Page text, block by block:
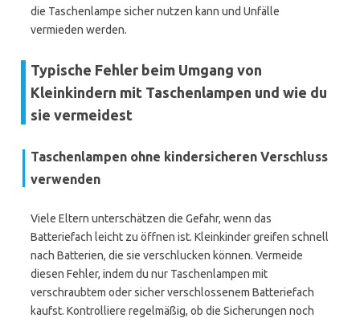
die Taschenlampe sicher nutzen kann und Unfälle
vermieden werden.
Typische Fehler beim Umgang von
Kleinkindern mit Taschenlampen und wie du
sie vermeidest
Taschenlampen ohne kindersicheren Verschluss
verwenden
Viele Eltern unterschätzen die Gefahr, wenn das
Batteriefach leicht zu öffnen ist. Kleinkinder greifen schnell
nach Batterien, die sie verschlucken können. Vermeide
diesen Fehler, indem du nur Taschenlampen mit
verschraubtem oder sicher verschlossenem Batteriefach
kaufst. Kontrolliere regelmäßig, ob die Sicherungen noch